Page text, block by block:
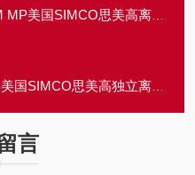
美国SIMCO思美高离子发生器
SIMCO思美高独立离子发生器
言